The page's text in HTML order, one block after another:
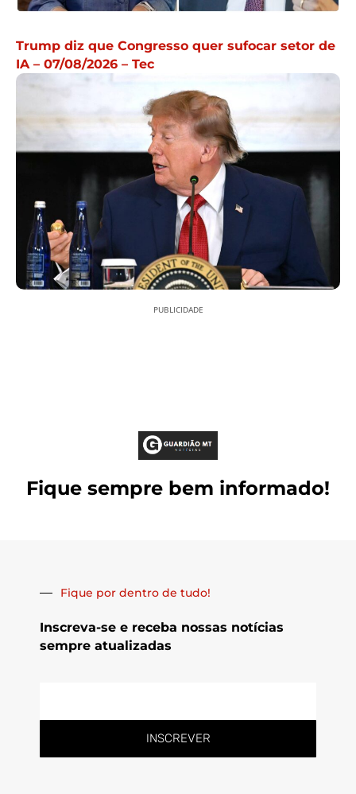
Trump diz que Congresso quer sufocar setor de
IA – 07/08/2026 – Tec
PUBLICIDADE
Fique sempre bem informado!
Fique por dentro de tudo!
Inscreva-se e receba nossas notícias
sempre atualizadas
INSCREVER